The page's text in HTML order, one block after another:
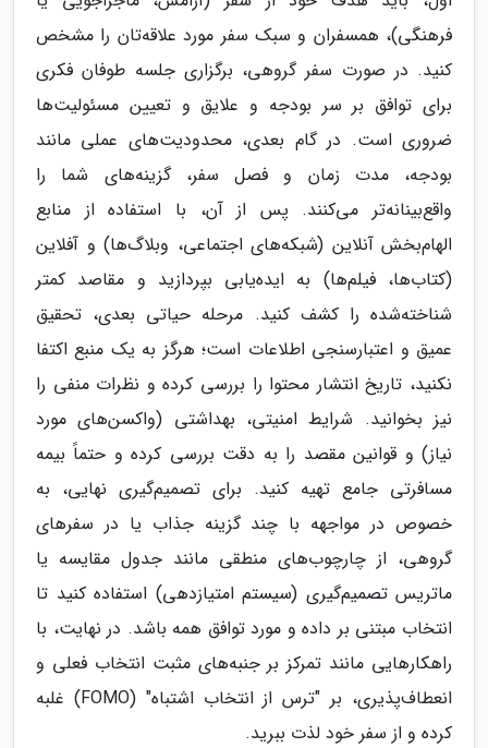
فرهنگی)، همسفران و سبک سفر مورد علاقه‌تان را مشخص
کنید. در صورت سفر گروهی، برگزاری جلسه طوفان فکری
برای توافق بر سر بودجه و علایق و تعیین مسئولیت‌ها
ضروری است. در گام بعدی، محدودیت‌های عملی مانند
بودجه، مدت زمان و فصل سفر، گزینه‌های شما را
واقع‌بینانه‌تر می‌کنند. پس از آن، با استفاده از منابع
الهام‌بخش آنلاین (شبکه‌های اجتماعی، وبلاگ‌ها) و آفلاین
(کتاب‌ها، فیلم‌ها) به ایده‌یابی بپردازید و مقاصد کمتر
شناخته‌شده را کشف کنید. مرحله حیاتی بعدی، تحقیق
عمیق و اعتبارسنجی اطلاعات است؛ هرگز به یک منبع اکتفا
نکنید، تاریخ انتشار محتوا را بررسی کرده و نظرات منفی را
نیز بخوانید. شرایط امنیتی، بهداشتی (واکسن‌های مورد
نیاز) و قوانین مقصد را به دقت بررسی کرده و حتماً بیمه
مسافرتی جامع تهیه کنید. برای تصمیم‌گیری نهایی، به
خصوص در مواجهه با چند گزینه جذاب یا در سفرهای
گروهی، از چارچوب‌های منطقی مانند جدول مقایسه یا
ماتریس تصمیم‌گیری (سیستم امتیازدهی) استفاده کنید تا
انتخاب مبتنی بر داده و مورد توافق همه باشد. در نهایت، با
راهکارهایی مانند تمرکز بر جنبه‌های مثبت انتخاب فعلی و
انعطاف‌پذیری، بر "ترس از انتخاب اشتباه" (FOMO) غلبه
کرده و از سفر خود لذت ببرید.